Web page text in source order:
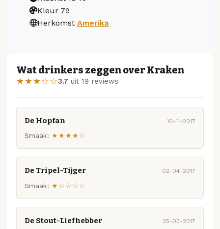
Kleur 79
Herkomst Amerika
Wat drinkers zeggen over Kraken
★★★☆☆3.7 uit 19 reviews
De Hopfan 10-11-2017
Smaak: ★★★★☆
De Tripel-Tijger 02-04-2017
Smaak: ★☆☆☆☆
De Stout-Liefhebber 25-03-2017